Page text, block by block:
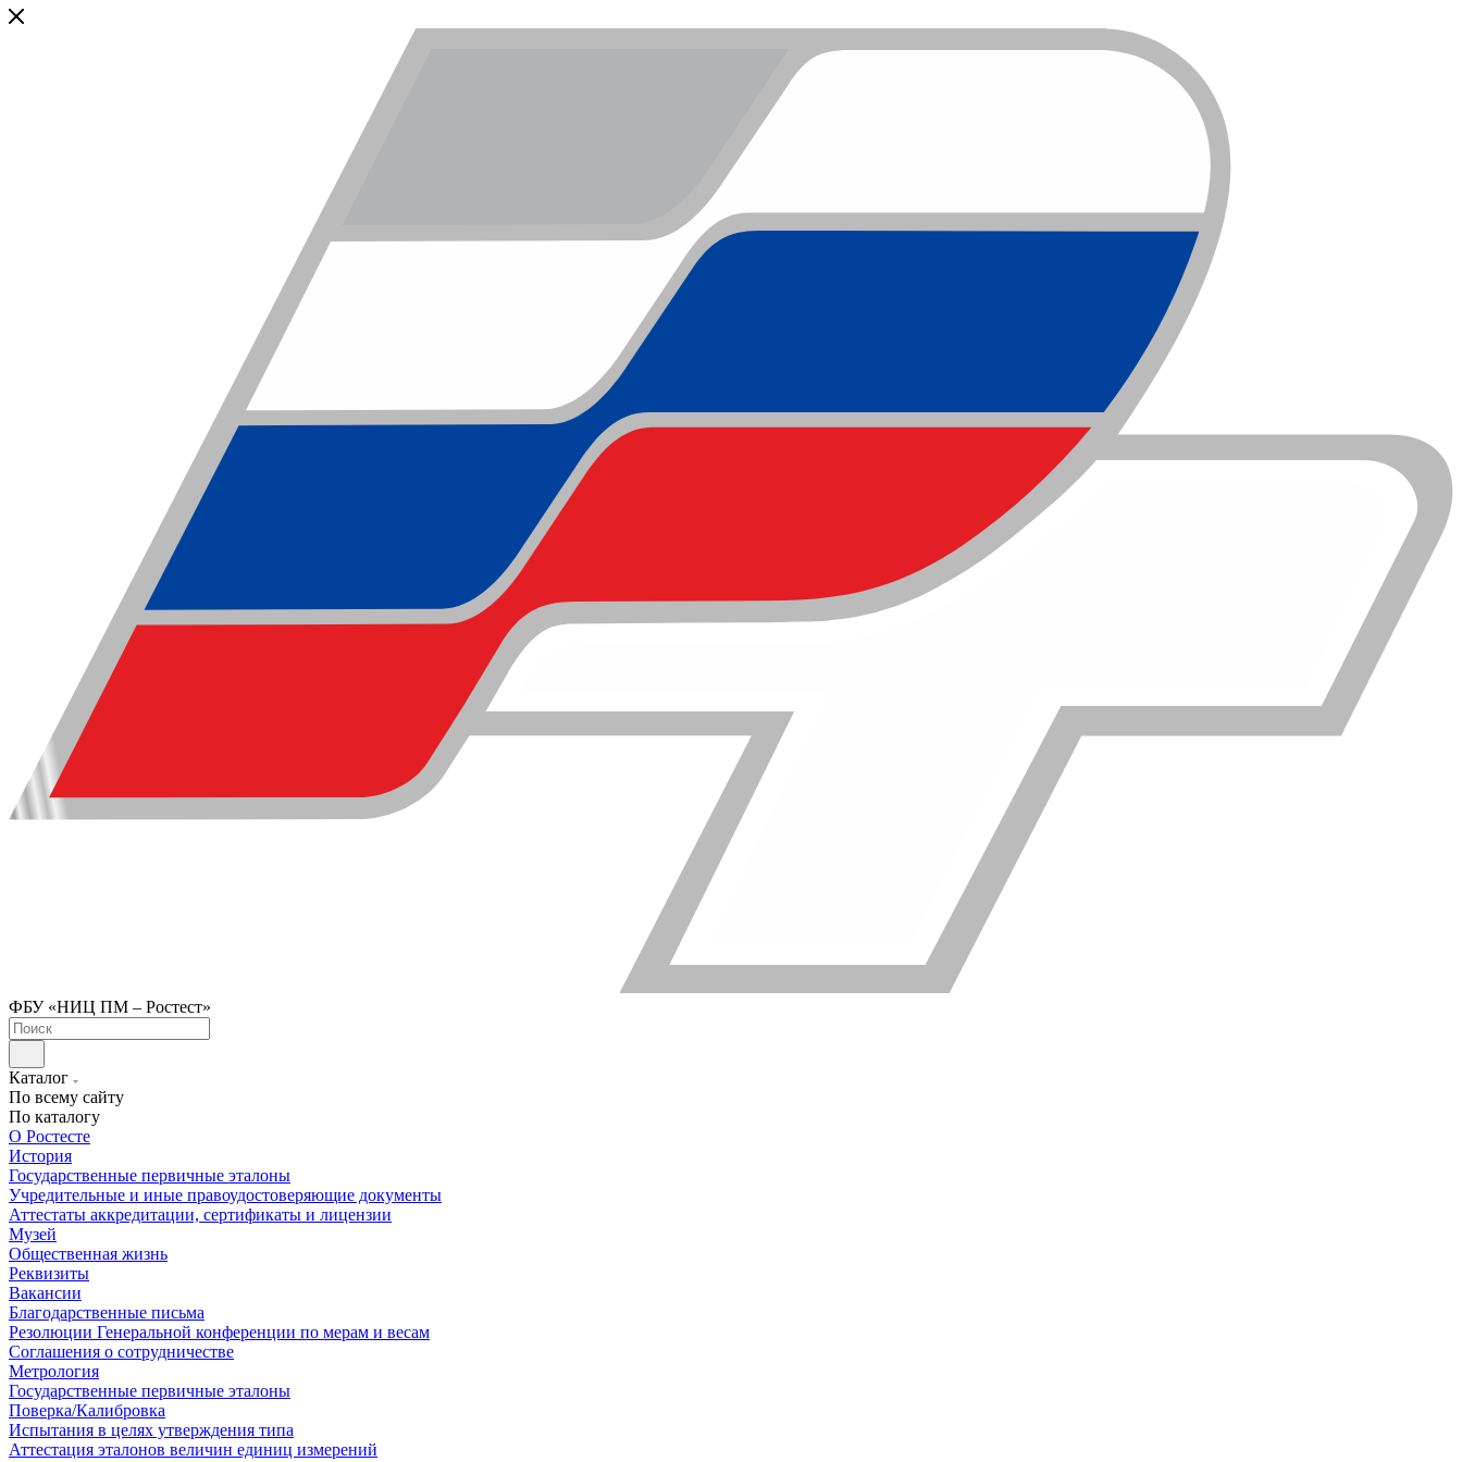
ФБУ «НИЦ ПМ – Ростест»
Каталог
По всему сайту
По каталогу
О Ростесте
История
Государственные первичные эталоны
Учредительные и иные правоудостоверяющие документы
Аттестаты аккредитации, сертификаты и лицензии
Музей
Общественная жизнь
Реквизиты
Вакансии
Благодарственные письма
Резолюции Генеральной конференции по мерам и весам
Соглашения о сотрудничестве
Метрология
Государственные первичные эталоны
Поверка/Калибровка
Испытания в целях утверждения типа
Аттестация эталонов величин единиц измерений